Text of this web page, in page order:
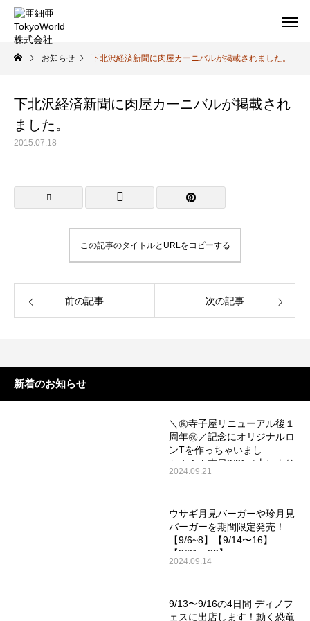
お知らせ 下北沢経済新聞に肉屋カーニバルが掲載されました。
下北沢経済新聞に肉屋カーニバルが掲載され
ました。
2015.07.18
この記事のタイトルとURLをコピーする
前の記事 次の記事
新着のお知らせ
＼㊗️寺子屋リニューアル後１
周年㊗️／記念にオリジナルロ
ンTを作っちゃいまし
た！！！本日9/21（土）より
４店舗合同☆特別企画！
2024.09.21
ウサギ月見バーガーや珍月見
バーガーを期間限定発売！
【9/6~8】【9/14〜16】
【9/21〜23】
2024.09.14
9/13〜9/16の4日間 ディノフ
ェスに出店します！動く恐竜